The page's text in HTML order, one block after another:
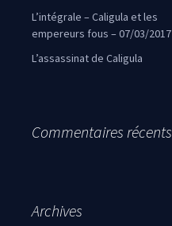
L’intégrale – Caligula et les
empereurs fous – 07/03/2017
L’assassinat de Caligula
Commentaires récents
Archives